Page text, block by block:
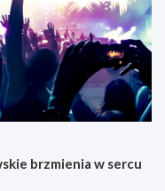
brzmienia w sercu